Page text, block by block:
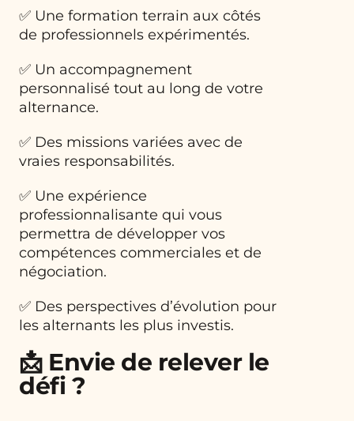
✅ Une formation terrain aux côtés
de professionnels expérimentés.
✅ Un accompagnement
personnalisé tout au long de votre
alternance.
✅ Des missions variées avec de
vraies responsabilités.
✅ Une expérience
professionnalisante qui vous
permettra de développer vos
compétences commerciales et de
négociation.
✅ Des perspectives d’évolution pour
les alternants les plus investis.
📩 Envie de relever le
défi ?